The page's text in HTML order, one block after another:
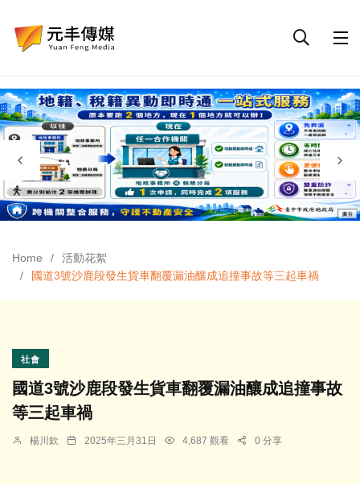
Home
活動花絮
國道3號沙鹿段發生貨車翻覆漏油釀成追撞事故等三起車禍
社會
國道3號沙鹿段發生貨車翻覆漏油釀成追撞事故
等三起車禍
楊川欽 2025年三月31日 4,687 觀看 0 分享